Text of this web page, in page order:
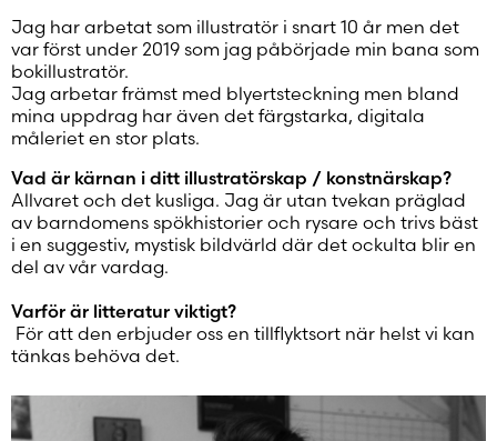
Jag har arbetat som illustratör i snart 10 år men det
var först under 2019 som jag påbörjade min bana som
bokillustratör.
Jag arbetar främst med blyertsteckning men bland
mina uppdrag har även det färgstarka, digitala
måleriet en stor plats.
Vad är kärnan i ditt illustratörskap / konstnärskap?
Allvaret och det kusliga. Jag är utan tvekan präglad
av barndomens spökhistorier och rysare och trivs bäst
i en suggestiv, mystisk bildvärld där det ockulta blir en
del av vår vardag.
Varför är litteratur viktigt?
För att den erbjuder oss en tillflyktsort när helst vi kan
tänkas behöva det.